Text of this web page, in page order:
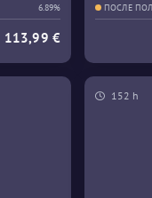
6.89%
113,99 €
ПОСЛЕ
152 h